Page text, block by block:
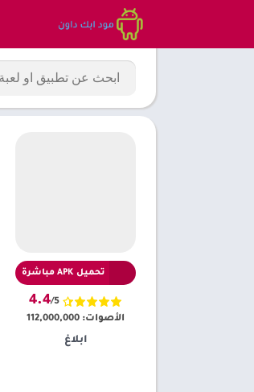
تحميل APK مباشرة
4.4/5
الأصوات: 112,000,000
ابلاغ